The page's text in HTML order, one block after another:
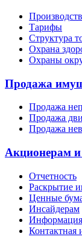
Тарифы
Структура
Охрана
Охраны
Продажа
Продажа
Продажа
Продажа
Акционерам и
Отчетность
Раскрытие
Ценные
Инсайдерам
Информация
Контактная